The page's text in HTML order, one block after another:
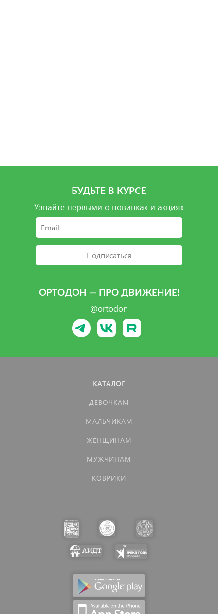
БУДЬТЕ В КУРСЕ
Узнайте первыми о новинках и акциях
Подписаться
ОРТОДОН — ПРО ДВИЖЕНИЕ!
@ortodon
КАТАЛОГ
ДЕВОЧКАМ
МАЛЬЧИКАМ
ЖЕНЩИНАМ
МУЖЧИНАМ
КОВРИКИ